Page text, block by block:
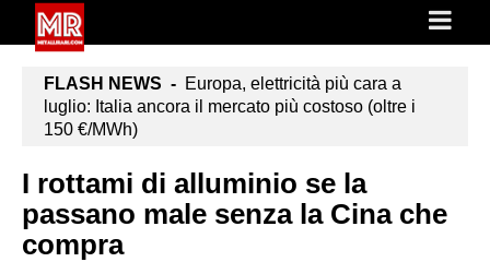
FLASH NEWS - Europa, elettricità più cara a
luglio: Italia ancora il mercato più costoso (oltre i
150 €/MWh)
I rottami di alluminio se la
passano male senza la Cina che
compra